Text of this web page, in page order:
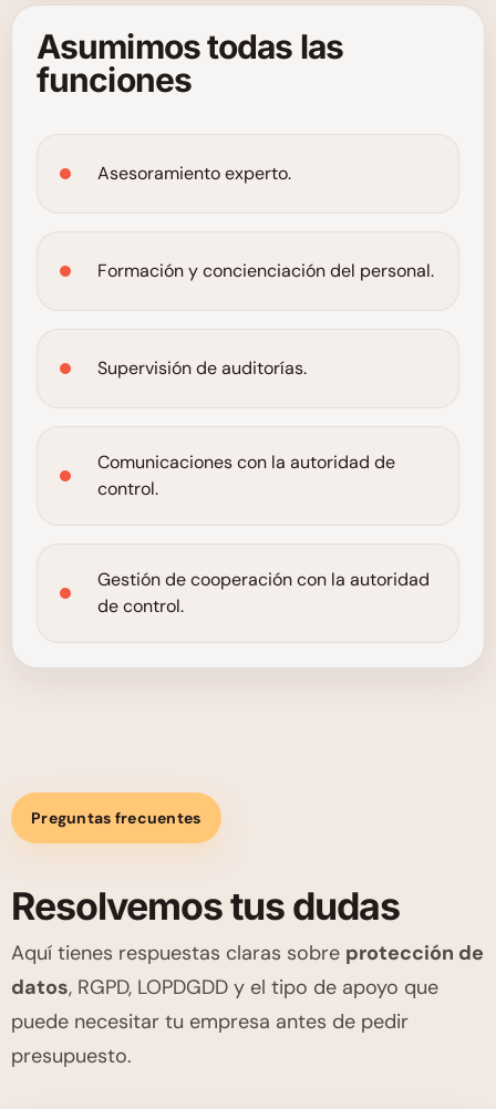
Asumimos todas las
funciones
Asesoramiento experto.
Formación y concienciación del personal.
Supervisión de auditorías.
Comunicaciones con la autoridad de
control.
Gestión de cooperación con la autoridad
de control.
Preguntas frecuentes
Resolvemos tus dudas
Aquí tienes respuestas claras sobre protección de
datos, RGPD, LOPDGDD y el tipo de apoyo que
puede necesitar tu empresa antes de pedir
presupuesto.